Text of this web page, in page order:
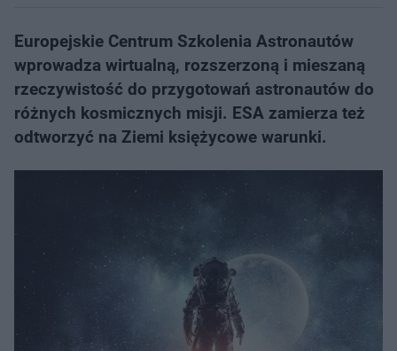
Europejskie Centrum Szkolenia Astronautów
wprowadza wirtualną, rozszerzoną i mieszaną
rzeczywistość do przygotowań astronautów do
różnych kosmicznych misji. ESA zamierza też
odtworzyć na Ziemi księżycowe warunki.